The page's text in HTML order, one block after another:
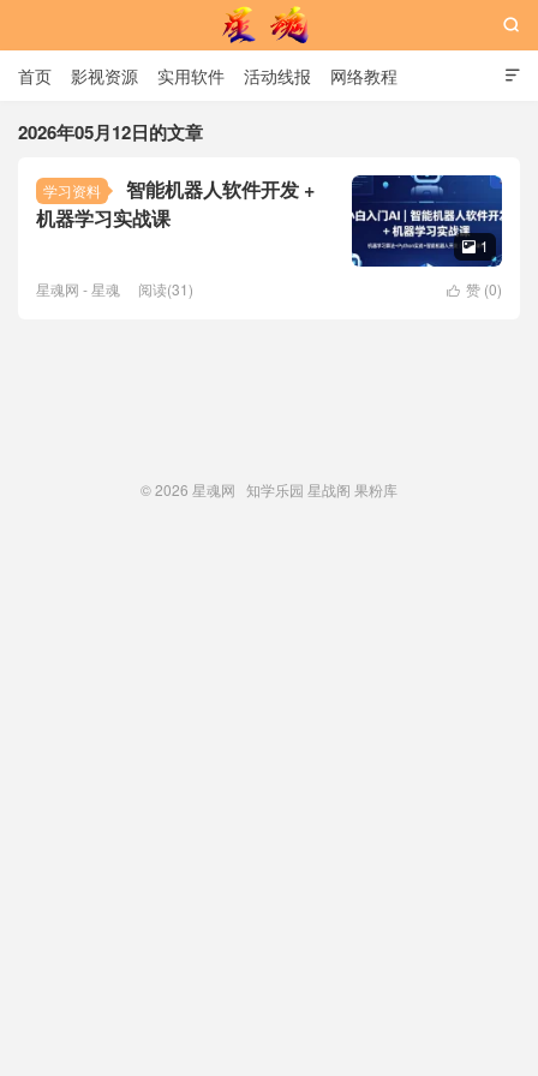
星魂网

首页 影视资源 实用软件 活动线报 网络教程
用户中心 书籍 娱乐

2026年05月12日的文章
学习资料
智能机器人软件开发 +
机器学习实战课
 1
 赞 (0)
星魂网 - 星魂 阅读(31)
© 2026 星魂网 知学乐园 星战阁 果粉库